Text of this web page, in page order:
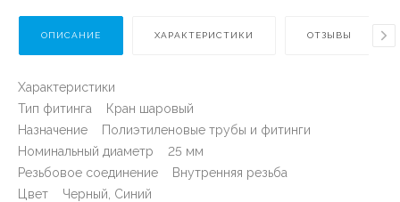
ОПИСАНИЕ ХАРАКТЕРИСТИКИ ОТЗЫВЫ
Характеристики
Тип фитинга Кран шаровый
Назначение Полиэтиленовые трубы и фитинги
Номинальный диаметр 25 мм
Резьбовое соединение Внутренняя резьба
Цвет Черный, Синий